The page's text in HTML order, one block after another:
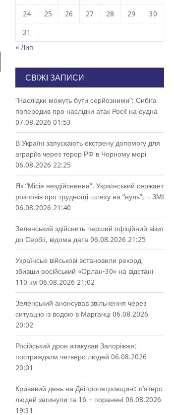
24 25 26 27 28 29 30
31
« Лип
СВІЖІ ЗАПИСИ
“Наслідки можуть бути серйозними”: Сибіга
попередив про наслідки атак Росії на судна
07.08.2026 01:53
В Україні запускають екстрену допомогу для
аграріїв через терор РФ в Чорному морі
06.08.2026 22:25
Як “Місія нездійсненна”. Український сержант
розповів про труднощі шляху на “нуль”, – ЗМІ
06.08.2026 21:40
Зеленський здійснить перший офіційний візит
до Сербії, відома дата 06.08.2026 21:25
Українські військові встановили рекорд,
збивши російський «Орлан-30» на відстані
110 км 06.08.2026 21:02
Зеленський анонсував звільнення через
ситуацію із водою в Марганці 06.08.2026
20:02
Російський дрон атакував Запоріжжя:
постраждали четверо людей 06.08.2026
20:01
Кривавий день на Дніпропетровщині: п’ятеро
людей загинули та 16 – поранені 06.08.2026
19:31